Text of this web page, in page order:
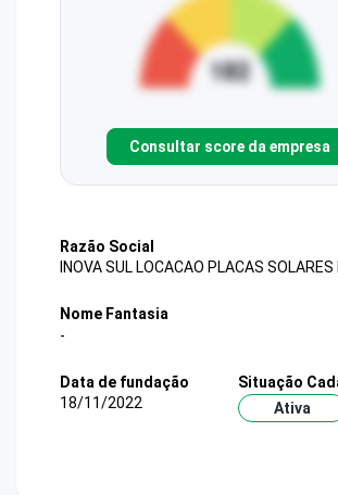
Consultar score da empresa
Razão Social
INOVA SUL LOCACAO PLACAS
Nome Fantasia
-
Data de fundação
18/11/2022
Situação
Ativa